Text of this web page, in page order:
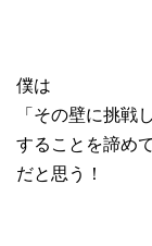
僕は
「その壁に挑
することを諦め
だと思う！